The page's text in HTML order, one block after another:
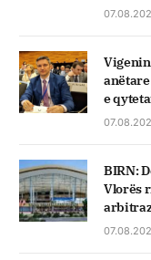
e
BIRN:
Vlorës